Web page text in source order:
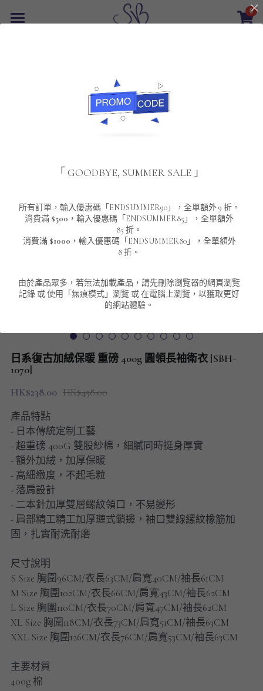
0
重磅純色長袖 T-SHIRT 系列
重磅純色短袖 T-SHIRT 系列
重磅純色 衛衣 系列
男裝恤衫
長袖恤衫
男裝 T-Shirt
長袖 T-SHIRT
短袖 POLO T-Shirt
針織外套
棒球外套
夾棉外套
男裝衛衣
連帽衛衣
長褲
九分褲
短褲
頸鏈及鏈墜
包袋
About Us
搜索
日系復古加絨保暖 重磅 400g 圓領長袖衛衣 [SBH-
1070]
HK$238.00 HK$458.00
產品特點
- 日本傳統定制工藝
- 超重磅 400G 雙股紗棉，細膩同時挺身厚實​
- 額外加絨，加厚保暖
- 高細緻度，不起毛粒
- 落肩設計
- 二本針加厚雙層螺紋領口，不易變形
- 肩部精工精工加厚璉式鎖邊，袖口雙線縲紋橡筋加
固，扎實耐洗耐磨
尺寸說明
S Size 胸圍96CM/衣長63CM/肩寬40CM/袖長61CM
M Size 胸圍102CM/衣長66CM/肩寬43CM/袖長62CM
L Size 胸圍110CM/衣長70CM/肩寬47CM/袖長62CM
XL Size 胸圍118CM/衣長73CM/肩寬51CM/袖長63CM
XXL Size 胸圍126CM/衣長76CM/肩寬53CM/袖長63CM
主要材質
400g 棉
×
商品分類
重磅純色 短袖T-Shirt 系列
圓領衛衣
連帽衛衣
針織外套
頸鏈
男裝長袖T-SHIRT
HOT ITEMS
NEW ARRIVALS
男裝長褲
男士短褲
男裝九分褲
男裝外套
男裝短袖 T-SHIRT
重磅純色 長袖T-Shirt 系列
重磅純色 衛衣 系列
「 GOODBYE, SUMMER SALE 」
所有訂單，輸入優惠碼「ENDSUMMER90」，全單額外 9 折。
消費滿 $500 ，輸入優惠碼「ENDSUMMER85」，全單額外
85 折。
消費滿 $1000 ，輸入優惠碼「ENDSUMMER80」，全單額外
8 折。
由於產品眾多，若無法加載產品，請先刪除瀏覽器的網頁瀏覽
記錄 或 使用「無痕模式」瀏覽 或 在電腦上瀏覽，以獲取更好
的網站體驗。